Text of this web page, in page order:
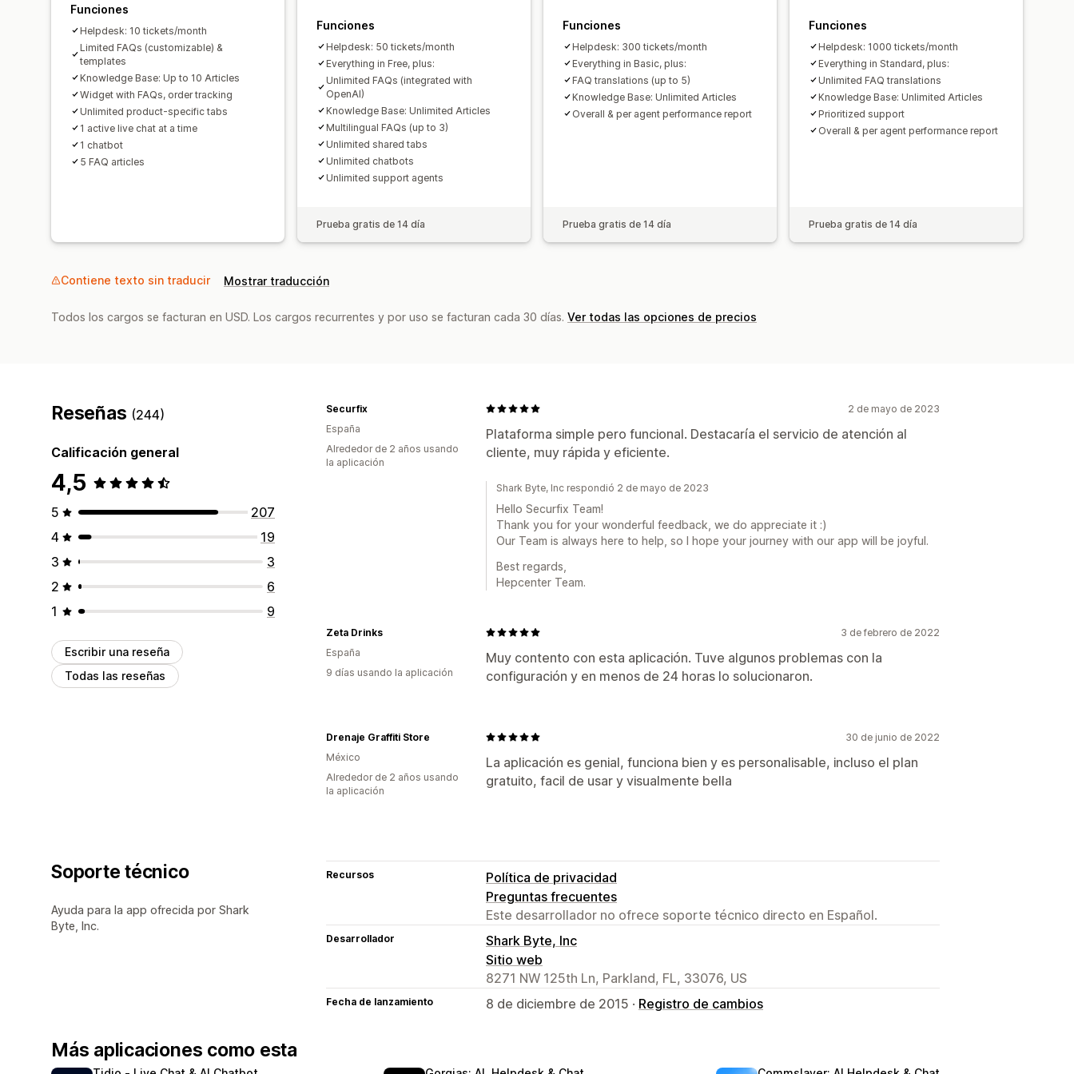
Funciones
Helpdesk: 10 tickets/month
Limited FAQs (customizable) &
templates
Knowledge Base: Up to 10 Articles
Widget with FAQs, order tracking
Unlimited product-specific tabs
1 active live chat at a time
1 chatbot
5 FAQ articles
Funciones
Helpdesk: 50 tickets/month
Everything in Free, plus:
Unlimited FAQs (integrated with
OpenAI)
Knowledge Base: Unlimited Articles
Multilingual FAQs (up to 3)
Unlimited shared tabs
Unlimited chatbots
Unlimited support agents
Prueba gratis de 14 día
Funciones
Helpdesk: 300 tickets/month
Everything in Basic, plus:
FAQ translations (up to 5)
Knowledge Base: Unlimited Articles
Overall & per agent performance report
Prueba gratis de 14 día
Funciones
Helpdesk: 1000 tickets/month
Everything in Standard, plus:
Unlimited FAQ translations
Knowledge Base: Unlimited Articles
Prioritized support
Overall & per agent performance report
Prueba gratis de 14 día
Contiene texto sin traducir Mostrar traducción
Todos los cargos se facturan en USD. Los cargos recurrentes y por uso se facturan cada 30 días. Ver todas las opciones de precios
Reseñas (244)
Calificación general
4,5
5
207
4
19
3
3
2
6
1
9
Escribir una reseña
Todas las reseñas
2 de mayo de 2023
Plataforma simple pero funcional. Destacaría el servicio de atención al
cliente, muy rápida y eficiente.
Securfix
España
Alrededor de 2 años usando
la aplicación
Shark Byte, Inc respondió 2 de mayo de 2023
Hello Securfix Team!
Thank you for your wonderful feedback, we do appreciate it :)
Our Team is always here to help, so I hope your journey with our app will be joyful.
Best regards,
Hepcenter Team.
3 de febrero de 2022
Muy contento con esta aplicación. Tuve algunos problemas con la
configuración y en menos de 24 horas lo solucionaron.
Zeta Drinks
España
9 días usando la aplicación
30 de junio de 2022
La aplicación es genial, funciona bien y es personalisable, incluso el plan
gratuito, facil de usar y visualmente bella
Drenaje Graffiti Store
México
Alrededor de 2 años usando
la aplicación
Soporte técnico
Ayuda para la app ofrecida por Shark
Byte, Inc.
Recursos
Política de privacidad
Preguntas frecuentes
Este desarrollador no ofrece soporte técnico directo en Español.
Desarrollador
Shark Byte, Inc
Sitio web
8271 NW 125th Ln, Parkland, FL, 33076, US
Fecha de lanzamiento 8 de diciembre de 2015 · Registro de cambios
Más aplicaciones como esta